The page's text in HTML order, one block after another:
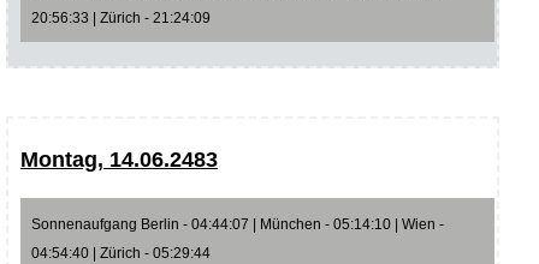
20:56:33 | Zürich - 21:24:09
Montag, 14.06.2483
Sonnenaufgang Berlin - 04:44:07 | München - 05:14:10 | Wien -
04:54:40 | Zürich - 05:29:44